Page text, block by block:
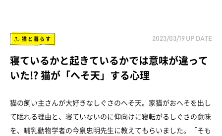
猫と暮らす 2023/03/19 UP DATE
寝ているかと起きているかでは意味が違って
いた!? 猫が「へそ天」する心理
猫の飼い主さんが大好きなしぐさのへそ天。家猫がおへそを出し
て眠れる理由と、寝ていないのに仰向けに寝転がるしぐさの意味
を、哺乳動物学者の今泉忠明先生に教えてもらいました。「そも